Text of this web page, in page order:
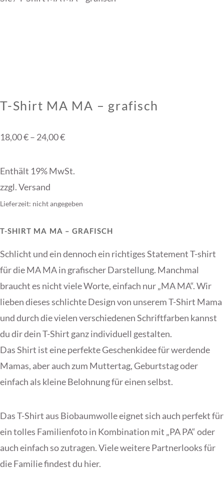
T-Shirt MA MA – grafisch
18,00€– 24,00€Preisspanne:
bis
Enthält 19% MwSt.
zzgl.Versand
Lieferzeit: nicht angegeben
T-SHIRT MA MA – GRAFISCH
Schlicht und ein dennoch ein richtiges Statement T-shirt
für die MA MA in grafischer Darstellung. Manchmal
braucht es nicht viele Worte, einfach nur „MA MA“. Wir
lieben dieses schlichte Design von unserem T-Shirt Mama
und durch die vielen verschiedenen Schriftfarben kannst
du dir dein T-Shirt ganz individuell gestalten.
Das Shirt ist eine perfekte Geschenkidee für werdende
Mamas, aber auch zum Muttertag, Geburtstag oder
einfach als kleine Belohnung für einen selbst.
Das T-Shirt aus Biobaumwolle eignet sich auch perfekt für
ein tolles Familienfoto in Kombination mit „PA PA“oder
auch einfach so zutragen. Viele weitere Partnerlooks für
die Familie findest du hier.